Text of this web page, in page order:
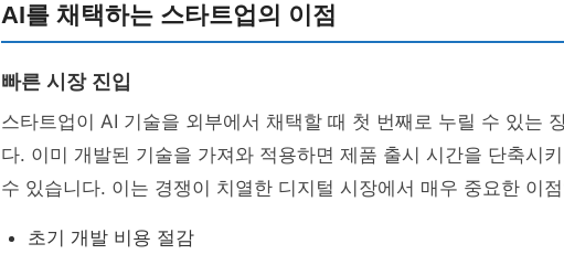
AI를 채택하는 스타트업의 이점
빠른 시장 진입
스타트업이 AI 기술을 외부에서 채택할 때 첫 번째로 누릴 수 있는
다. 이미 개발된 기술을 가져와 적용하면 제품 출시 시간을 단축시
수 있습니다. 이는 경쟁이 치열한 디지털 시장에서 매우 중요한 이
초기 개발 비용 절감